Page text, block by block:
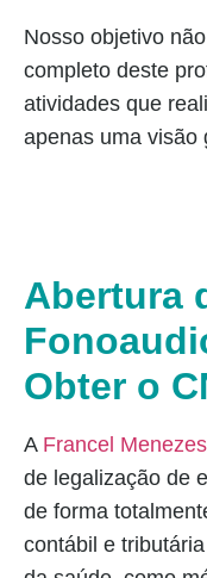
Nosso objetivo
completo deste
atividades que
apenas uma visão
Abertura
Obter o
A Francel
de legalização de
de forma
contábil e